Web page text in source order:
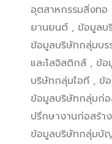
อุตสาหกรรมสิ่งท
ยานยนต์ , ข้อมูลบ
ข้อมูลบริษัทกลุ่มบ
และโลจิสติกส์ , ข้
บริษัทกลุ่มไอที , ข้
ข้อมูลบริษัทกลุ่มก่
ปรึกษางานก่อสร้
ข้อมูลบริษัทกลุ่มบั